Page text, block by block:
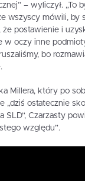
– wyliczył. „To
wszyscy mówili, by
postawienie i
w oczy inne
bo
Millera, który po
„dziś ostatecznie
Czarzasty
względu”.